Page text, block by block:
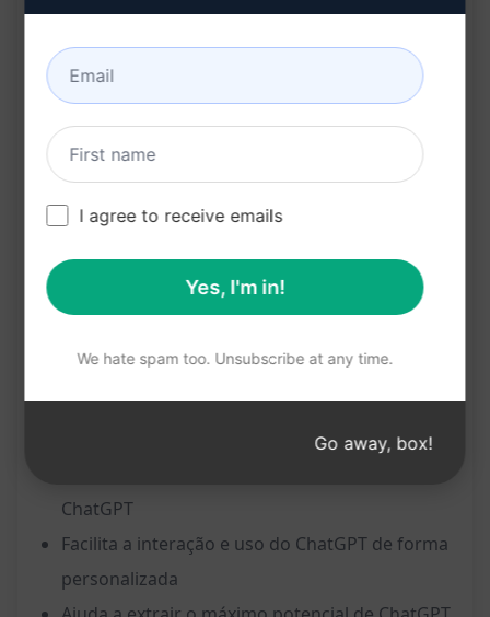
Transforma ChatGPT em um gerador de
prompts personalizados
Cria prompts sob medida para ChatGPT a
Facilita a geração de prompts para ChatGPT
Adapta ChatGPT para gerar prompts
personalizados
Benefícios:
personalizados
Possibilidade de personalizar prompts para
atender às necessidades específicas
ChatGPT
Facilita a interação e uso do ChatGPT de forma
personalizada
I agree to receive emails
Yes, I'm in!
We hate spam too. Unsubscribe at any time.
Go away, box!